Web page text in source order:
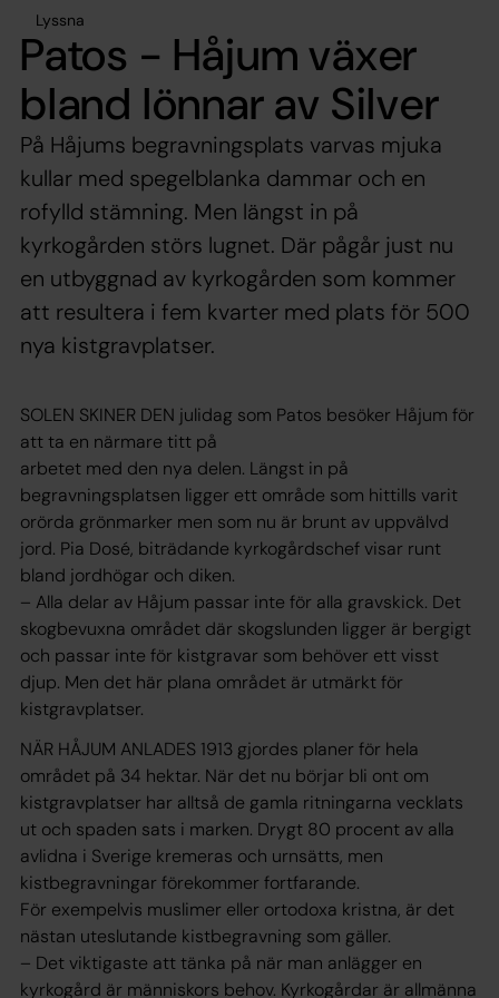
Lyssna
Patos - Håjum växer
bland lönnar av Silver
På Håjums begravningsplats varvas mjuka
kullar med spegelblanka dammar och en
rofylld stämning. Men längst in på
kyrkogården störs lugnet. Där pågår just nu
en utbyggnad av kyrkogården som kommer
att resultera i fem kvarter med plats för 500
nya kistgravplatser.
SOLEN SKINER DEN julidag som Patos besöker Håjum för
att ta en närmare titt på
arbetet med den nya delen. Längst in på
begravningsplatsen ligger ett område som hittills varit
orörda grönmarker men som nu är brunt av uppvälvd
jord. Pia Dosé, biträdande kyrkogårdschef visar runt
bland jordhögar och diken.
– Alla delar av Håjum passar inte för alla gravskick. Det
skogbevuxna området där skogslunden ligger är bergigt
och passar inte för kistgravar som behöver ett visst
djup. Men det här plana området är utmärkt för
kistgravplatser.
NÄR HÅJUM ANLADES 1913 gjordes planer för hela
området på 34 hektar. När det nu börjar bli ont om
kistgravplatser har alltså de gamla ritningarna vecklats
ut och spaden sats i marken. Drygt 80 procent av alla
avlidna i Sverige kremeras och urnsätts, men
kistbegravningar förekommer fortfarande.
För exempelvis muslimer eller ortodoxa kristna, är det
nästan uteslutande kistbegravning som gäller.
– Det viktigaste att tänka på när man anlägger en
kyrkogård är människors behov. Kyrkogårdar är allmänna